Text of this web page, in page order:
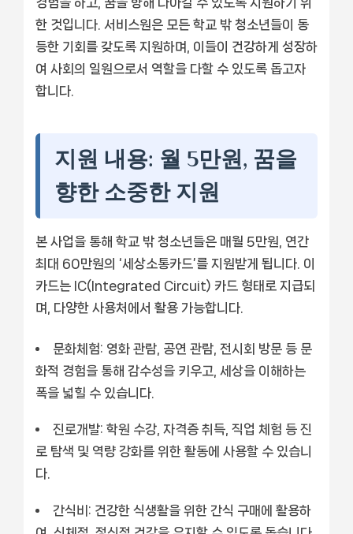
한 것입니다. 서비스원은 모든 학교 밖 청소년들이 동
등한 기회를 갖도록 지원하며, 이들이 건강하게 성장하
여 사회의 일원으로서 역할을 다할 수 있도록 돕고자
합니다.
지원 내용: 월 5만원, 꿈을
향한 소중한 지원
본 사업을 통해 학교 밖 청소년들은 매월 5만원, 연간
최대 60만원의 ‘세상소통카드’를 지원받게 됩니다. 이
카드는 IC(Integrated Circuit) 카드 형태로 지급되
며, 다양한 사용처에서 활용 가능합니다.
문화체험: 영화 관람, 공연 관람, 전시회 방문 등 문
화적 경험을 통해 감수성을 키우고, 세상을 이해하는
폭을 넓힐 수 있습니다.
진로개발: 학원 수강, 자격증 취득, 직업 체험 등 진
로 탐색 및 역량 강화를 위한 활동에 사용할 수 있습니
다.
간식비: 건강한 식생활을 위한 간식 구매에 활용하